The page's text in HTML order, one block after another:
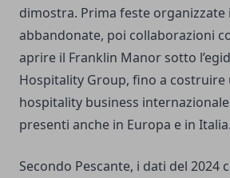
dimostra. Prima feste organizzate
abbandonate, poi collaborazioni
aprire il Franklin Manor sotto
Hospitality Group, fino a
hospitality business
presenti anche in Europa e in Italia.
Secondo Pescante, i dati del 2024